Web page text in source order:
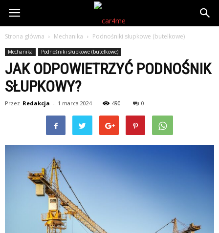
Strona główna Mechanika Podnośniki słupkowe (butelkowe)
Mechanika Podnośniki słupkowe (butelkowe)
JAK ODPOWIETRZYĆ PODNOŚNIK
SŁUPKOWY?
Przez Redakcja - 1 marca 2024 490 0